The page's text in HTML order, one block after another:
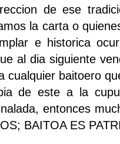
de ese
la carta o
e historica
al dia siguiente
cualquier baitoero
de este a la
entonces
BAITOA ES